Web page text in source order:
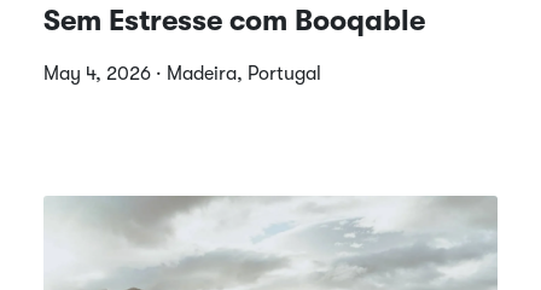
Sem Estresse com Booqable
May 4, 2026 · Madeira, Portugal